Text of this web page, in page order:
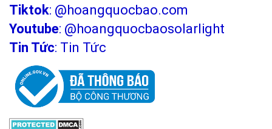
Tiktok: @hoangquocbao.com
Youtube: @hoangquocbaosolarlight
Tin Tức: Tin Tức